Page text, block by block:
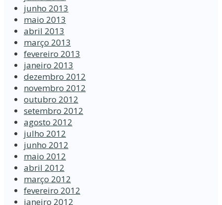
junho 2013
maio 2013
abril 2013
março 2013
fevereiro 2013
janeiro 2013
dezembro 2012
novembro 2012
outubro 2012
setembro 2012
agosto 2012
julho 2012
junho 2012
maio 2012
abril 2012
março 2012
fevereiro 2012
janeiro 2012